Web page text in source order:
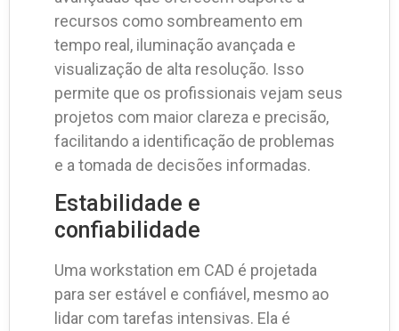
recursos como sombreamento em
tempo real, iluminação avançada e
visualização de alta resolução. Isso
permite que os profissionais vejam seus
projetos com maior clareza e precisão,
facilitando a identificação de problemas
e a tomada de decisões informadas.
Estabilidade e
confiabilidade
Uma workstation em CAD é projetada
para ser estável e confiável, mesmo ao
lidar com tarefas intensivas. Ela é